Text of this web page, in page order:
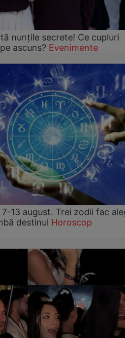
nunțile secrete! Ce cupluri
ascuns? Evenimente
13 august. Trei zodii fac
destinul Horoscop